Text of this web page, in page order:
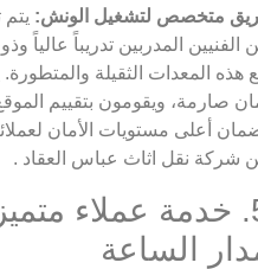
متخصص لتشغيل الونش:
الفنيين المدربين تدريباً عالياً
هذه المعدات الثقيلة والمتطورة.
صارمة، ويقومون بتقييم
أعلى مستويات الأمان
شركة نقل اثاث عباس العقاد .
5. خدمة عملاء
الساعة